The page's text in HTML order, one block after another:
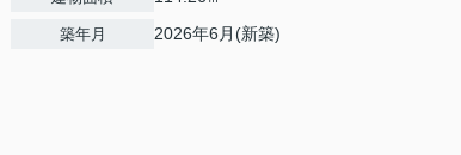
築年月 2026年6月(新築)